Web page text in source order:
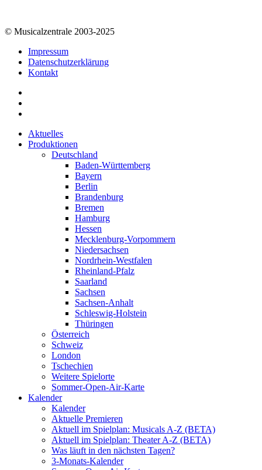
© Musicalzentrale 2003-2025
Impressum
Datenschutzerklärung
Kontakt
Aktuelles
Produktionen
Deutschland
Baden-Württemberg
Bayern
Berlin
Brandenburg
Bremen
Hamburg
Hessen
Mecklenburg-Vorpommern
Niedersachsen
Nordrhein-Westfalen
Rheinland-Pfalz
Saarland
Sachsen
Sachsen-Anhalt
Schleswig-Holstein
Thüringen
Österreich
Schweiz
London
Tschechien
Weitere Spielorte
Sommer-Open-Air-Karte
Kalender
Kalender
Aktuelle Premieren
Aktuell im Spielplan: Musicals A-Z (BETA)
Aktuell im Spielplan: Theater A-Z (BETA)
Was läuft in den nächsten Tagen?
3-Monats-Kalender